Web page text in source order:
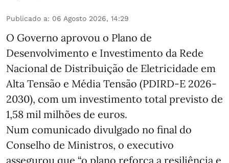
Publicado a: 06 Agosto 2026, 14:29
O Governo aprovou o Plano de
Desenvolvimento e Investimento da Rede
Nacional de Distribuição de Eletricidade em
Alta Tensão e Média Tensão (PDIRD-E 2026-
2030), com um investimento total previsto de
1,58 mil milhões de euros.
Num comunicado divulgado no final do
Conselho de Ministros, o executivo
assegurou que “o plano reforça a resiliência e